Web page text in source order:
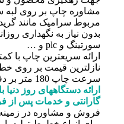
مشاوره چاپ بر روی لبه
مربوط سرامیک مانند گرید و
بدون نیاز به نگهداری روزانه
سورتینگ و plc و …
ارائه سریعترین چاپ با
نازلترین قیمت بر روی خطوط
سرعت چاپ 180 متر بر دقیقه
ارائه دستگاههای روز دنیا با
گارانتی و خدمات پس از فروش
فروش و مشاوره در زمینه